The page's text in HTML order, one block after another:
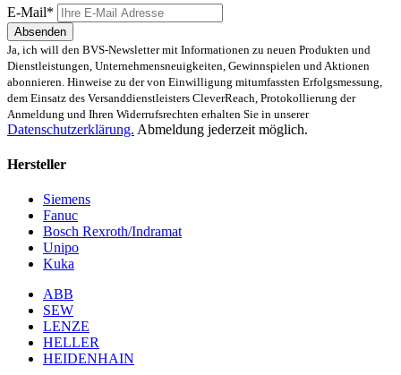
E-Mail*
Absenden
Ja, ich will den BVS-Newsletter mit Informationen zu neuen Produkten und
Dienstleistungen, Unternehmensneuigkeiten, Gewinnspielen und Aktionen
abonnieren. Hinweise zu der von Einwilligung mitumfassten Erfolgsmessung,
dem Einsatz des Versanddienstleisters CleverReach, Protokollierung der
Anmeldung und Ihren Widerrufsrechten erhalten Sie in unserer
Datenschutzerklärung. Abmeldung jederzeit möglich.
Hersteller
Siemens
Fanuc
Bosch Rexroth/Indramat
Unipo
Kuka
ABB
SEW
LENZE
HELLER
HEIDENHAIN